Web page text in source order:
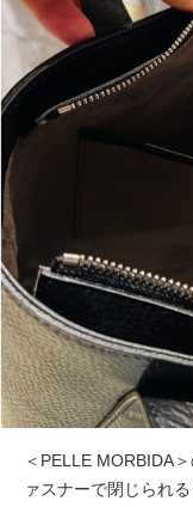
＜PELLE MORBIDA
ァスナーで閉じられ